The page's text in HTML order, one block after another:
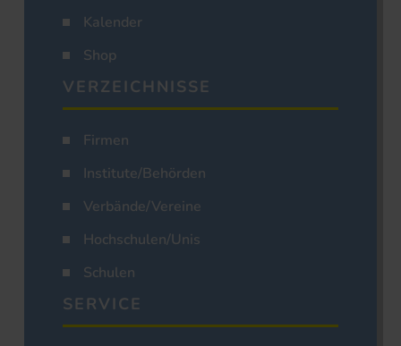
Kalender
Shop
VERZEICHNISSE
Firmen
Institute/Behörden
Verbände/Vereine
Hochschulen/Unis
Schulen
SERVICE